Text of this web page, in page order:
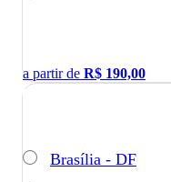
a partir de R$ 190,00
Brasília - DF